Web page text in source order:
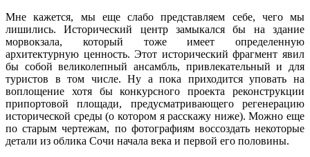
Мне кажется, мы еще слабо представляем себе, чего мы
лишились. Исторический центр замыкался бы на здание
морвокзала, который тоже имеет определенную
архитектурную ценность. Этот исторический фрагмент явил
бы собой великолепный ансамбль, привлекательный и для
туристов в том числе. Ну а пока приходится уповать на
воплощение хотя бы конкурсного проекта реконструкции
припортовой площади, предусматривающего регенерацию
исторической среды (о котором я расскажу ниже). Можно еще
по старым чертежам, по фотографиям воссоздать некоторые
детали из облика Сочи начала века и первой его половины.